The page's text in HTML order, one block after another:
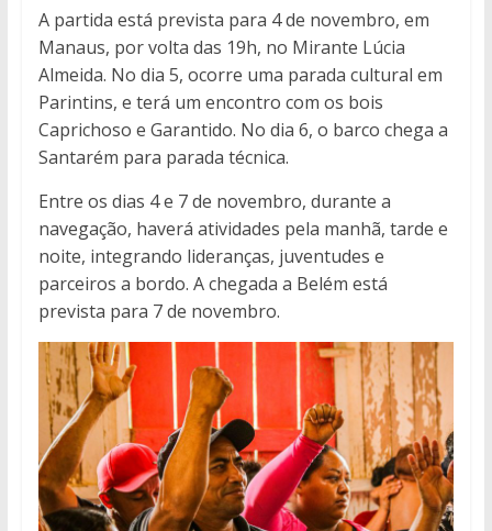
A partida está prevista para 4 de novembro, em
Manaus, por volta das 19h, no Mirante Lúcia
Almeida. No dia 5, ocorre uma parada cultural em
Parintins, e terá um encontro com os bois
Caprichoso e Garantido. No dia 6, o barco chega a
Santarém para parada técnica.
Entre os dias 4 e 7 de novembro, durante a
navegação, haverá atividades pela manhã, tarde e
noite, integrando lideranças, juventudes e
parceiros a bordo. A chegada a Belém está
prevista para 7 de novembro.